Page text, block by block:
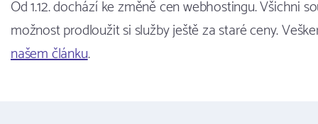
Od 1.12. dochází ke změně cen webhostingu. Všichni
možnost prodloužit si služby ještě za staré ceny.
našem článku.